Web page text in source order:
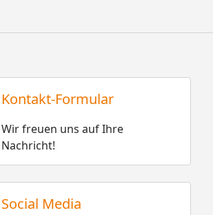
Kontakt-Formular
Wir freuen uns auf Ihre
Nachricht!
Social Media